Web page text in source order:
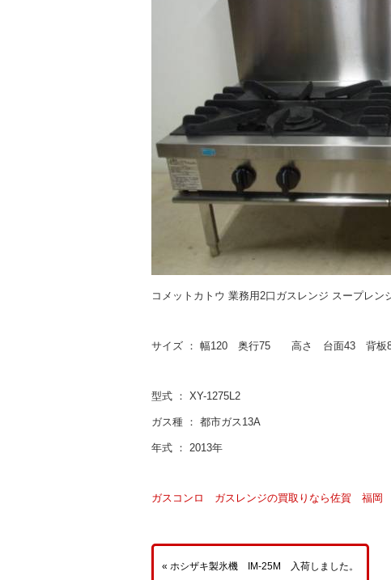
コメットカトウ 業務用2口ガスレンジ スープレン
サイズ ： 幅120 奥行75 高さ 台面43 背板
型式 ： XY-1275L2
ガス種 ： 都市ガス13A
年式 ： 2013年
ガスコンロ ガスレンジの買取りなら佐賀 福岡
« ホシザキ製氷機 IM-25M 入荷しました。